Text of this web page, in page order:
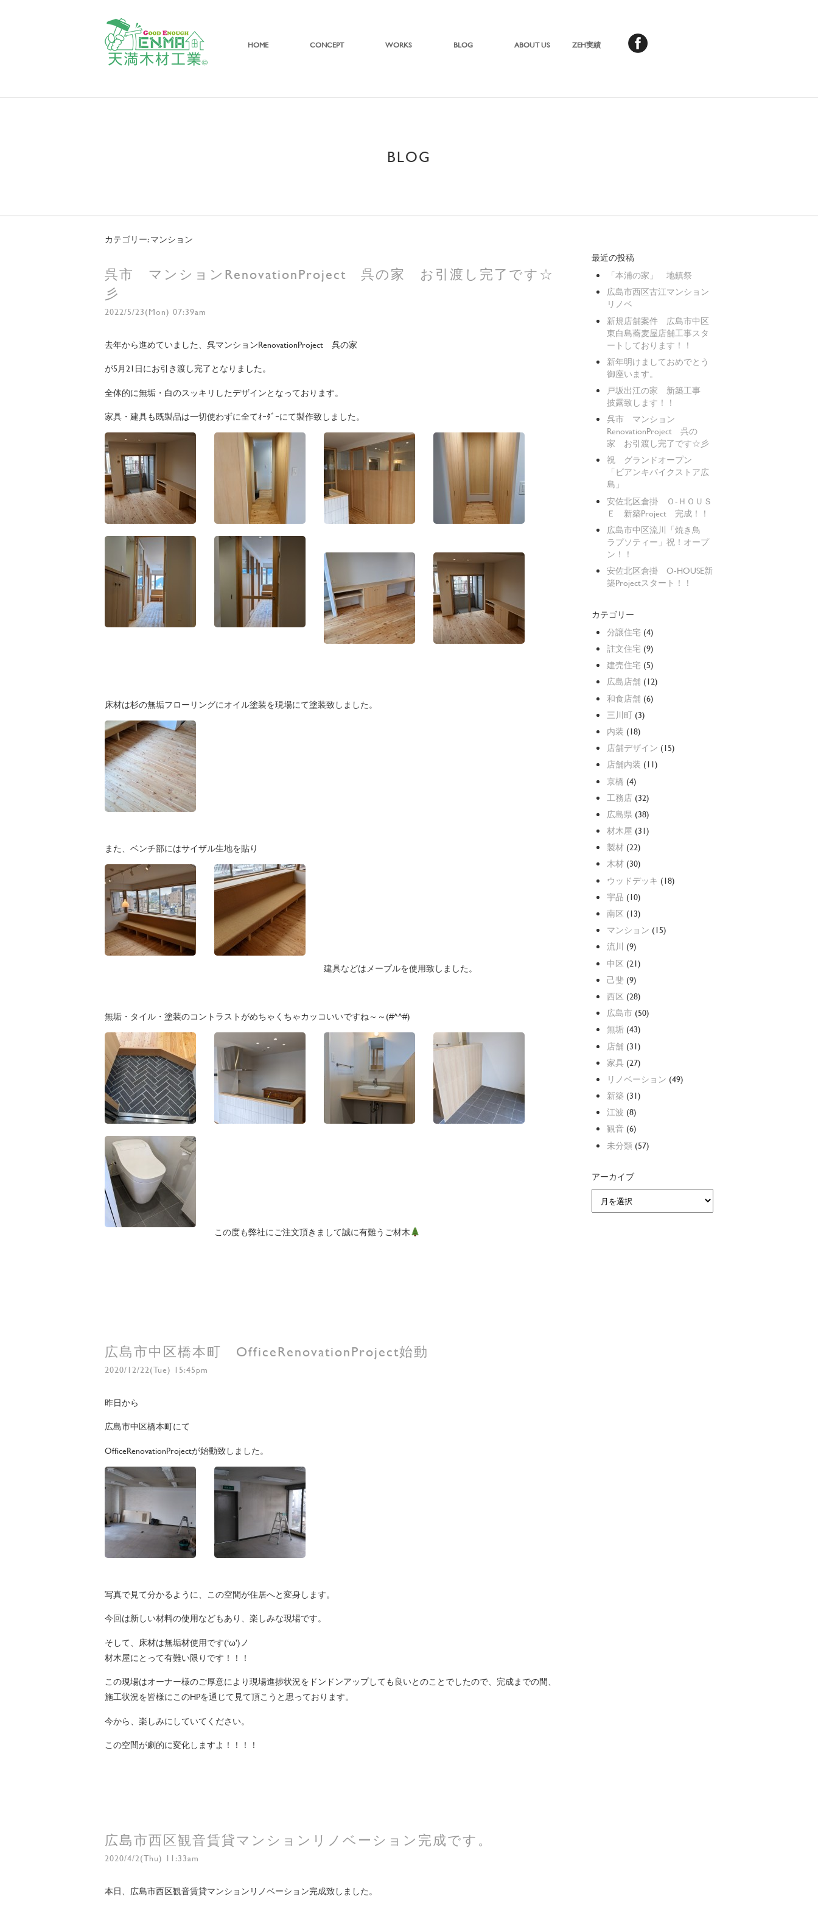
HOME CONCEPT WORKS BLOG ABOUT US ZEH実績
BLOG
カテゴリー: マンション
呉市 マンションRenovationProject 呉の家 お引渡し完了です☆
彡
2022/5/23(Mon) 07:39am
去年から進めていました、呉マンションRenovationProject 呉の家
が5月21日にお引き渡し完了となりました。
全体的に無垢・白のスッキリしたデザインとなっております。
家具・建具も既製品は一切使わずに全てｵｰﾀﾞｰにて製作致しました。
床材は杉の無垢フローリングにオイル塗装を現場にて塗装致しました。
また、ベンチ部にはサイザル生地を貼り
建具などはメープルを使用致しました。
無垢・タイル・塗装のコントラストがめちゃくちゃカッコいいですね～～(#^^#)
この度も弊社にご注文頂きまして誠に有難うご材木
広島市中区橋本町 OfficeRenovationProject始動
2020/12/22(Tue) 15:45pm
昨日から
広島市中区橋本町にて
OfficeRenovationProjectが始動致しました。
写真で見て分かるように、この空間が住居へと変身します。
今回は新しい材料の使用などもあり、楽しみな現場です。
そして、床材は無垢材使用です(‘ω’)ノ
材木屋にとって有難い限りです！！！
この現場はオーナー様のご厚意により現場進捗状況をドンドンアップしても良いとのことでしたので、完成までの間、
施工状況を皆様にこのHPを通じて見て頂こうと思っております。
今から、楽しみにしていてください。
この空間が劇的に変化しますよ！！！！
広島市西区観音賃貸マンションリノベーション完成です。
2020/4/2(Thu) 11:33am
本日、広島市西区観音賃貸マンションリノベーション完成致しました。
最近の投稿
「本浦の家」 地鎮祭
広島市西区古江マンション
リノベ
新規店舗案件 広島市中区
東白島蕎麦屋店舗工事スタ
ートしております！！
新年明けましておめでとう
御座います。
戸坂出江の家 新築工事
披露致します！！
呉市 マンション
RenovationProject 呉の
家 お引渡し完了です☆彡
祝 グランドオープン
「ビアンキバイクストア広
島」
安佐北区倉掛 Ｏ-ＨＯＵＳ
Ｅ 新築Project 完成！！
広島市中区流川「焼き鳥
ラプソティー」祝！オープ
ン！！
安佐北区倉掛 O-HOUSE新
築Projectスタート！！
カテゴリー
分譲住宅 (4)
註文住宅 (9)
建売住宅 (5)
広島店舗 (12)
和食店舗 (6)
三川町 (3)
内装 (18)
店舗デザイン (15)
店舗内装 (11)
京橋 (4)
工務店 (32)
広島県 (38)
材木屋 (31)
製材 (22)
木材 (30)
ウッドデッキ (18)
宇品 (10)
南区 (13)
マンション (15)
流川 (9)
中区 (21)
己斐 (9)
西区 (28)
広島市 (50)
無垢 (43)
店舗 (31)
家具 (27)
リノベーション (49)
新築 (31)
江波 (8)
観音 (6)
未分類 (57)
アーカイブ